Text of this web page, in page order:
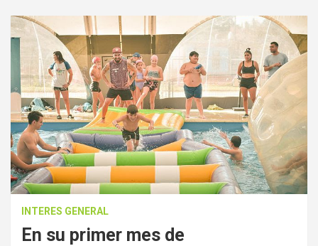
INTERES GENERAL
En su primer mes de